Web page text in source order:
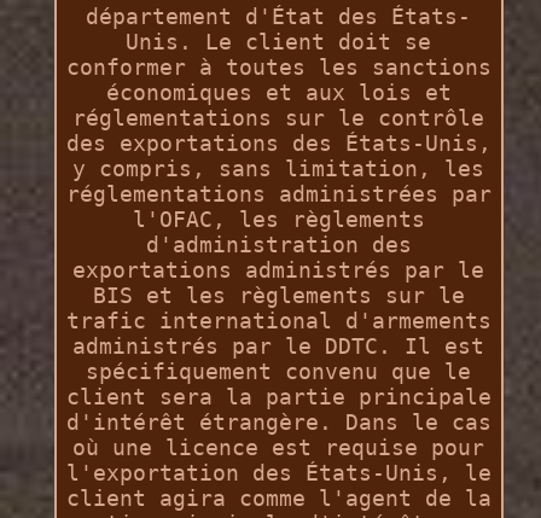
département d'État des États-
Unis. Le client doit se
conformer à toutes les sanctions
économiques et aux lois et
réglementations sur le contrôle
des exportations des États-Unis,
y compris, sans limitation, les
réglementations administrées par
l'OFAC, les règlements
d'administration des
exportations administrés par le
BIS et les règlements sur le
trafic international d'armements
administrés par le DDTC. Il est
spécifiquement convenu que le
client sera la partie principale
d'intérêt étrangère. Dans le cas
où une licence est requise pour
l'exportation des États-Unis, le
client agira comme l'agent de la